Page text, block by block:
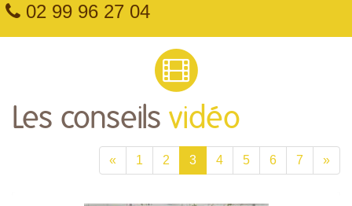
02 99 96 27 04
Les conseils vidéo
« 1 2 3 4 5 6 7 »